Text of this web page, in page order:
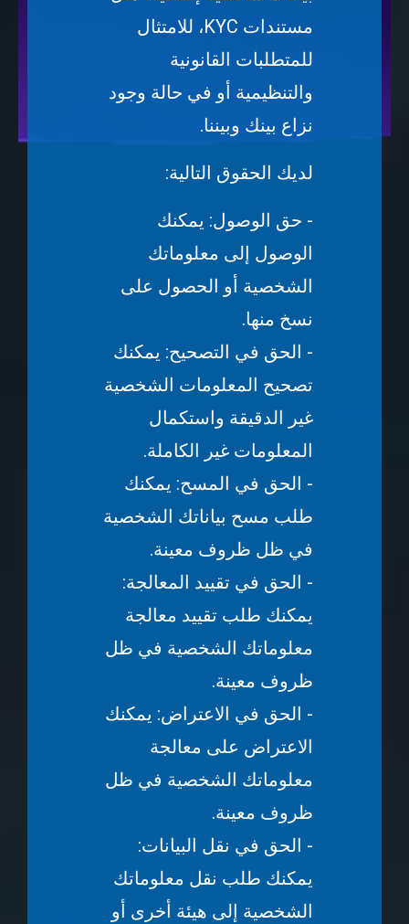
مستندات KYC، للامتثال
للمتطلبات القانونية
والتنظيمية أو في حالة وجود
نزاع بينك وبيننا.
لديك الحقوق التالية:
- حق الوصول: يمكنك
الوصول إلى معلوماتك
الشخصية أو الحصول على
نسخ منها.
- الحق في التصحيح: يمكنك
تصحيح المعلومات الشخصية
غير الدقيقة واستكمال
المعلومات غير الكاملة.
- الحق في المسح: يمكنك
طلب مسح بياناتك الشخصية
في ظل ظروف معينة.
- الحق في تقييد المعالجة:
يمكنك طلب تقييد معالجة
معلوماتك الشخصية في ظل
ظروف معينة.
- الحق في الاعتراض: يمكنك
الاعتراض على معالجة
معلوماتك الشخصية في ظل
ظروف معينة.
- الحق في نقل البيانات:
يمكنك طلب نقل معلوماتك
الشخصية إلى هيئة أخرى أو